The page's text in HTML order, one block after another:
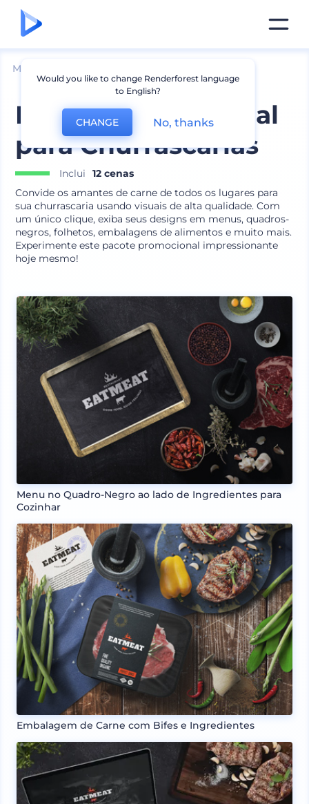
Mockups
Pacote Promocional
para Churrascarias
Inclui
12 cenas
Convide os amantes de carne de todos os lugares para
sua churrascaria usando visuais de alta qualidade. Com
um único clique, exiba seus designs em menus, quadros-
negros, folhetos, embalagens de alimentos e muito mais.
Experimente este pacote promocional impressionante
hoje mesmo!
Menu no Quadro-Negro ao lado de Ingredientes para
Cozinhar
Embalagem de Carne com Bifes e Ingredientes
Would you like to change Renderforest language
to English?
CHANGE No, thanks